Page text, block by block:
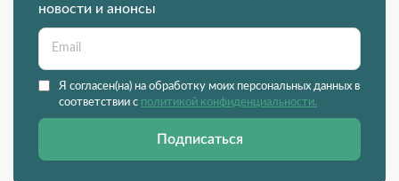
новости и анонсы
Я согласен(на) на обработку моих персональных данных в
соответствии с политикой конфиденциальности.
Подписаться